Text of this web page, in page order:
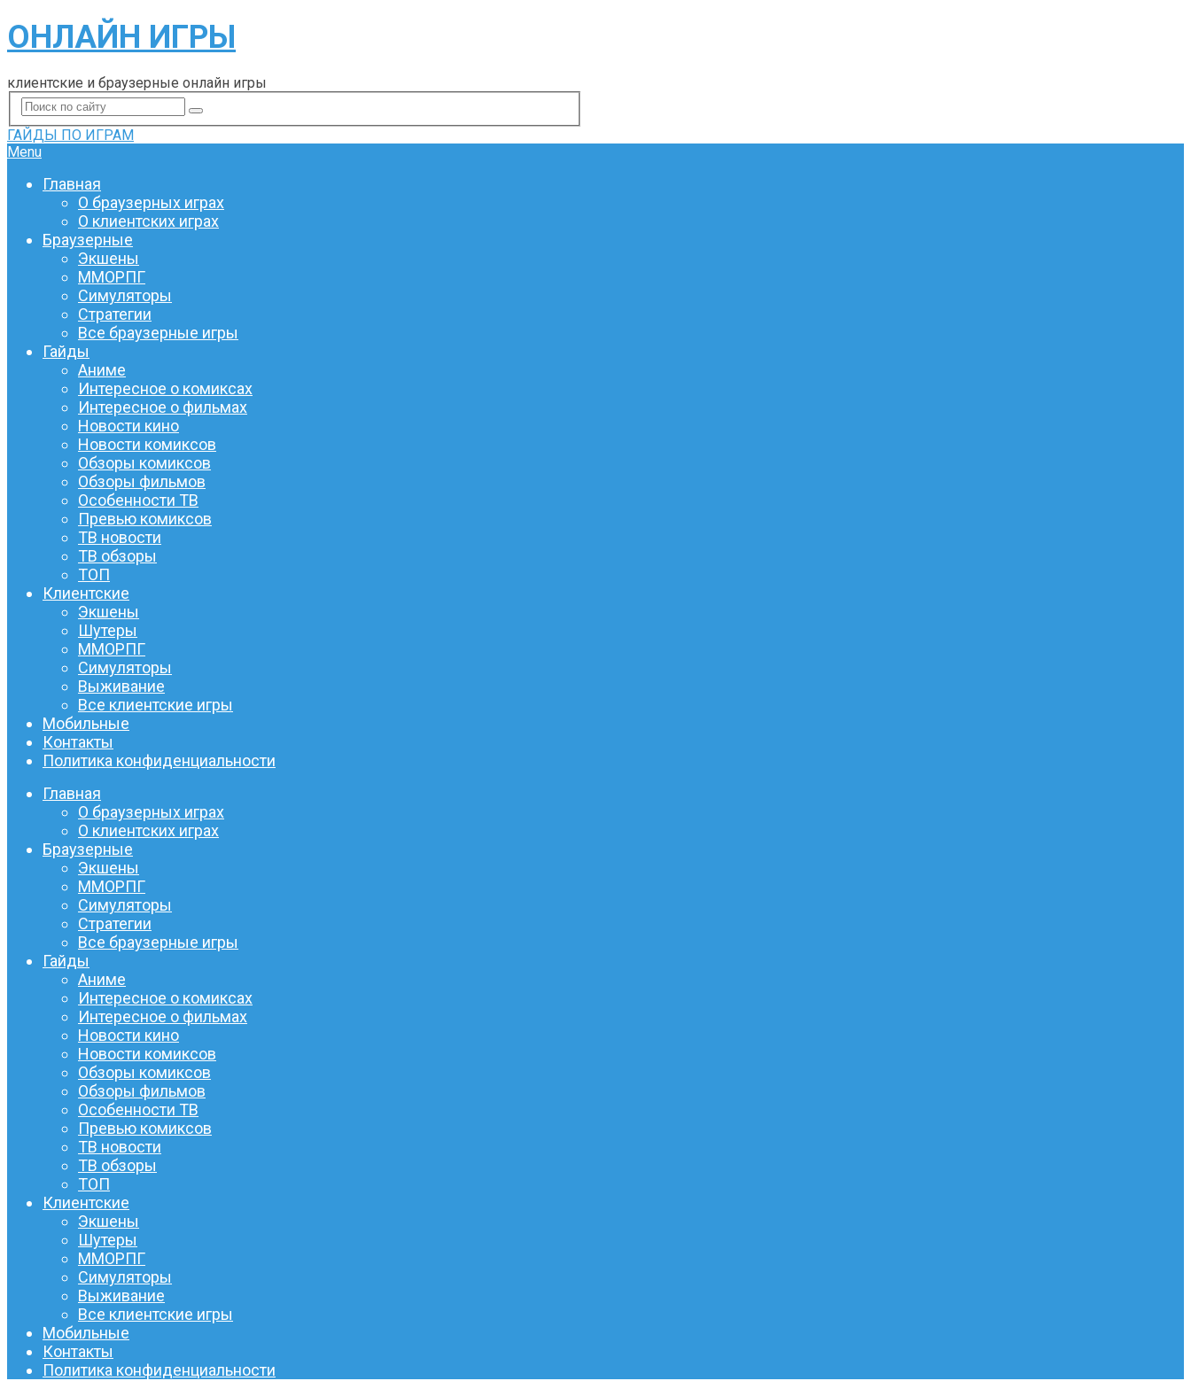
ОНЛАЙН ИГРЫ
клиентские и браузерные онлайн игры
ГАЙДЫ ПО ИГРАМ
Menu
Главная
О браузерных играх
О клиентских играх
Браузерные
Экшены
ММОРПГ
Симуляторы
Стратегии
Все браузерные игры
Гайды
Аниме
Интересное о комиксах
Интересное о фильмах
Новости кино
Новости комиксов
Обзоры комиксов
Обзоры фильмов
Особенности ТВ
Превью комиксов
ТВ новости
ТВ обзоры
ТОП
Клиентские
Экшены
Шутеры
ММОРПГ
Симуляторы
Выживание
Все клиентские игры
Мобильные
Контакты
Политика конфиденциальности
Главная
О браузерных играх
О клиентских играх
Браузерные
Экшены
ММОРПГ
Симуляторы
Стратегии
Все браузерные игры
Гайды
Аниме
Интересное о комиксах
Интересное о фильмах
Новости кино
Новости комиксов
Обзоры комиксов
Обзоры фильмов
Особенности ТВ
Превью комиксов
ТВ новости
ТВ обзоры
ТОП
Клиентские
Экшены
Шутеры
ММОРПГ
Симуляторы
Выживание
Все клиентские игры
Мобильные
Контакты
Политика конфиденциальности